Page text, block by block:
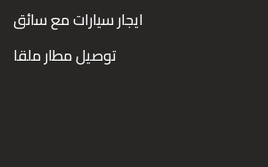
ايجار سيارات مع سائق
توصيل مطار ملقا